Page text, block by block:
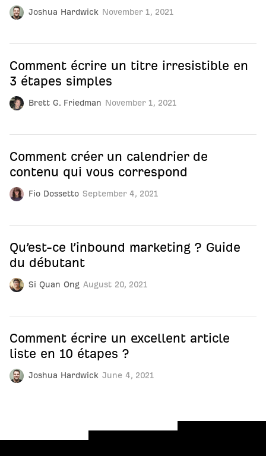
Joshua Hardwick November 1, 2021
Brett G. Friedman November 1, 2021
Comment écrire un titre irresistible en
3 étapes simples
Fio Dossetto September 4, 2021
Comment créer un calendrier de
contenu qui vous correspond
Si Quan Ong August 20, 2021
Qu’est-ce l’inbound marketing ? Guide
du débutant
Joshua Hardwick June 4, 2021
Comment écrire un excellent article
liste en 10 étapes ?